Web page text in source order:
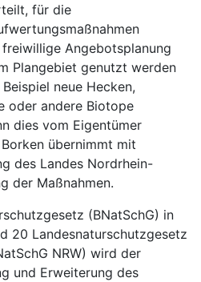
für die
Angebotsplanung
Plangebiet genutzt werden
neue Hecken,
oder andere Biotope
dies vom Eigentümer
übernimmt mit
des Landes Nordrhein-
der Maßnahmen.
(BNatSchG) in
20 Landesnaturschutzgesetz
NRW) wird der
und Erweiterung des